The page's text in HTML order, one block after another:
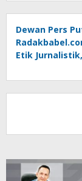
Dewan Pers
Etik